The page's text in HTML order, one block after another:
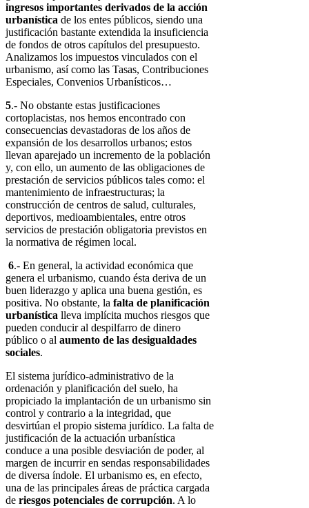
ingresos importantes derivados de la acción
urbanística de los entes públicos, siendo una
justificación bastante extendida la insuficiencia
de fondos de otros capítulos del presupuesto.
Analizamos los impuestos vinculados con el
urbanismo, así como las Tasas, Contribuciones
Especiales, Convenios Urbanísticos…
5.- No obstante estas justificaciones
cortoplacistas, nos hemos encontrado con
consecuencias devastadoras de los años de
expansión de los desarrollos urbanos; estos
llevan aparejado un incremento de la población
y, con ello, un aumento de las obligaciones de
prestación de servicios públicos tales como: el
mantenimiento de infraestructuras; la
construcción de centros de salud, culturales,
deportivos, medioambientales, entre otros
servicios de prestación obligatoria previstos en
la normativa de régimen local.
6.- En general, la actividad económica que
genera el urbanismo, cuando ésta deriva de un
buen liderazgo y aplica una buena gestión, es
positiva. No obstante, la falta de planificación
urbanística lleva implícita muchos riesgos que
pueden conducir al despilfarro de dinero
público o al aumento de las desigualdades
sociales.
El sistema jurídico-administrativo de la
ordenación y planificación del suelo, ha
propiciado la implantación de un urbanismo sin
control y contrario a la integridad, que
desvirtúan el propio sistema jurídico. La falta de
justificación de la actuación urbanística
conduce a una posible desviación de poder, al
margen de incurrir en sendas responsabilidades
de diversa índole. El urbanismo es, en efecto,
una de las principales áreas de práctica cargada
de riesgos potenciales de corrupción. A lo